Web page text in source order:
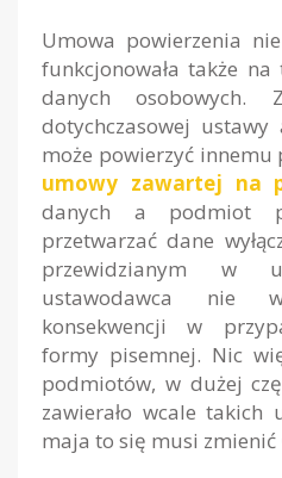
Umowa powierzenia
funkcjonowała także
danych
dotychczasowej
może powierzyć
umowy zawartej na
danych a podmiot
przetwarzać dane
przewidzianym w
ustawodawca nie
konsekwencji w
formy pisemnej. Nic
podmiotów, w dużej
zawierało wcale
maja to się musi zmienić